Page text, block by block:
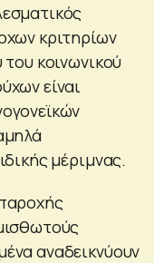
κριτηρίων
κοινωνικού
είναι
μέριμνας.
αναδεικνύουν